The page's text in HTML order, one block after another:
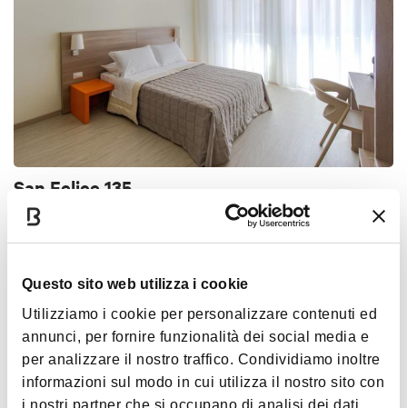
Questo sito web utilizza i cookie
Utilizziamo i cookie per personalizzare contenuti ed
annunci, per fornire funzionalità dei social media e
per analizzare il nostro traffico. Condividiamo inoltre
informazioni sul modo in cui utilizza il nostro sito con
i nostri partner che si occupano di analisi dei dati
San Felice 135
PRATELLO
GUEST HOUSES